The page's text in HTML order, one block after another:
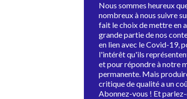
Nous sommes heureux
nombreux à nous suivre
fait le choix de mettre en
grande partie de nos
en lien avec le Covid-19,
l'intérêt qu'ils
et pour répondre à notre
permanente. Mais
critique de qualité a un
Abonnez-vous ! Et